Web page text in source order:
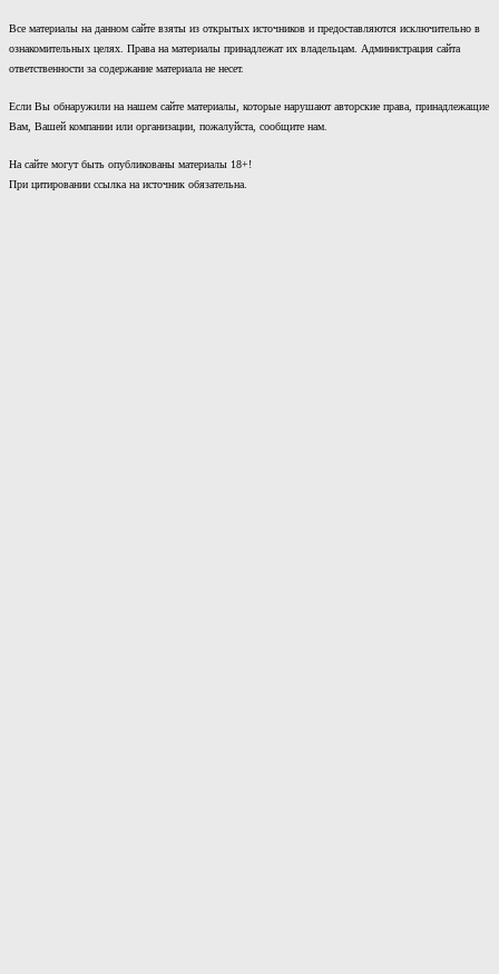
Все материалы на данном сайте взяты из открытых источников и предоставляются исключительно в
ознакомительных целях. Права на материалы принадлежат их владельцам. Администрация сайта
ответственности за содержание материала не несет.
Если Вы обнаружили на нашем сайте материалы, которые нарушают авторские права, принадлежащие
Вам, Вашей компании или организации, пожалуйста, сообщите нам.
На сайте могут быть опубликованы материалы 18+!
При цитировании ссылка на источник обязательна.